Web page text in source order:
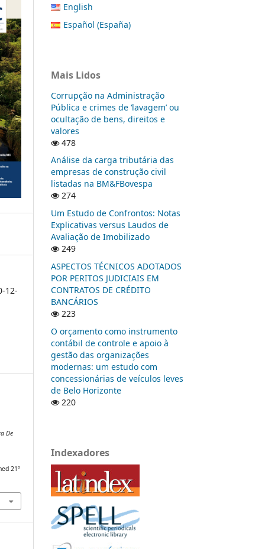
12-
De
21º
English
Español (España)
Mais Lidos
Corrupção na Administração
Pública e crimes de ‘lavagem’ ou
ocultação de bens, direitos e
valores
478
Análise da carga tributária das
empresas de construção civil
listadas na BM&FBovespa
274
Um Estudo de Confrontos: Notas
Explicativas versus Laudos de
Avaliação de Imobilizado
249
ASPECTOS TÉCNICOS ADOTADOS
POR PERITOS JUDICIAIS EM
CONTRATOS DE CRÉDITO
BANCÁRIOS
223
O orçamento como instrumento
contábil de controle e apoio à
gestão das organizações
modernas: um estudo com
concessionárias de veículos leves
de Belo Horizonte
220
Indexadores